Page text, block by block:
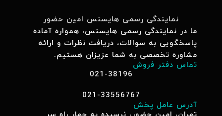
نمایندگی رسمی هایسنس امین حضور
ما در نمایندگی رسمی هایسنس، همواره آماده
پاسخگویی به سوالات، دریافت نظرات و ارائه
مشاوره تخصصی به شما عزیزان هستیم.
تماس دفتر فروش
021-38196
021-33556767
آدرس عامل پخش